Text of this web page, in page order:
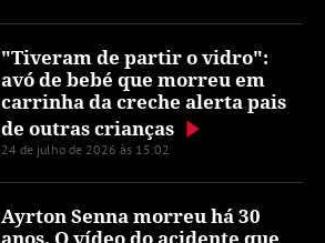
"Tiveram de partir o vidro":
avó de bebé que morreu em
carrinha da creche alerta pais
de outras crianças
24 de julho de 2026 às 15:02
Ayrton Senna morreu há 30
anos. O vídeo do acidente que